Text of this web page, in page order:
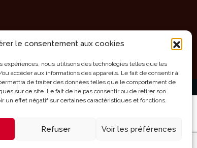
le consentement aux cookies
expériences, nous utilisons des technologies telles que les
accéder aux informations des appareils. Le fait de consentir à
de traiter des données telles que le comportement de
sur ce site. Le fait de ne pas consentir ou de retirer son
un effet négatif sur certaines caractéristiques et fonctions.
Refuser Voir les préférences